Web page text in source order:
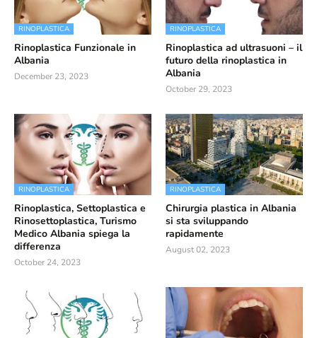
RINOPLASTICA
Rinoplastica Funzionale in
Albania
December 23, 2023
RINOPLASTICA
Rinoplastica ad ultrasuoni – il
futuro della rinoplastica in
Albania
October 29, 2023
RINOPLASTICA
Rinoplastica, Settoplastica e
Rinosettoplastica, Turismo
Medico Albania spiega la
differenza
October 24, 2023
RINOPLASTICA
Chirurgia plastica in Albania
si sta sviluppando
rapidamente
August 02, 2023